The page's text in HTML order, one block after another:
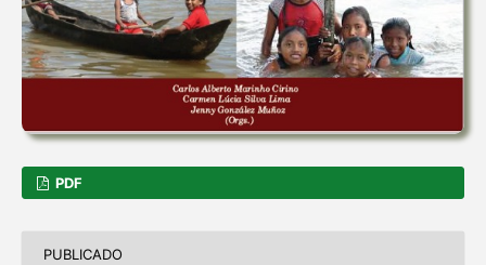
PDF
PUBLICADO